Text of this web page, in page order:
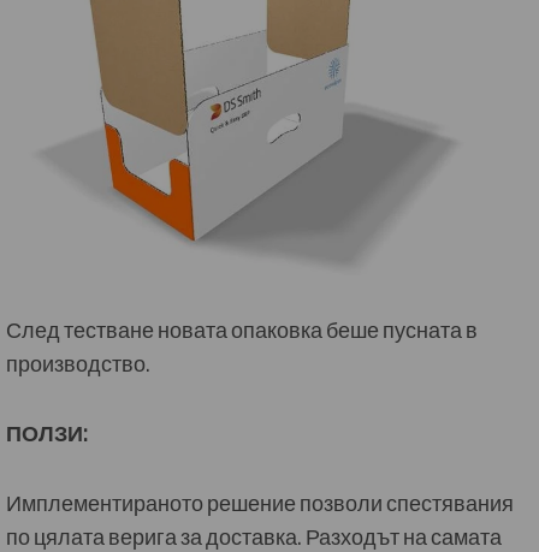
След тестване новата опаковка беше пусната в
производство.
ПОЛЗИ:
Имплементираното решение позволи спестявания
по цялата верига за доставка. Разходът на самата